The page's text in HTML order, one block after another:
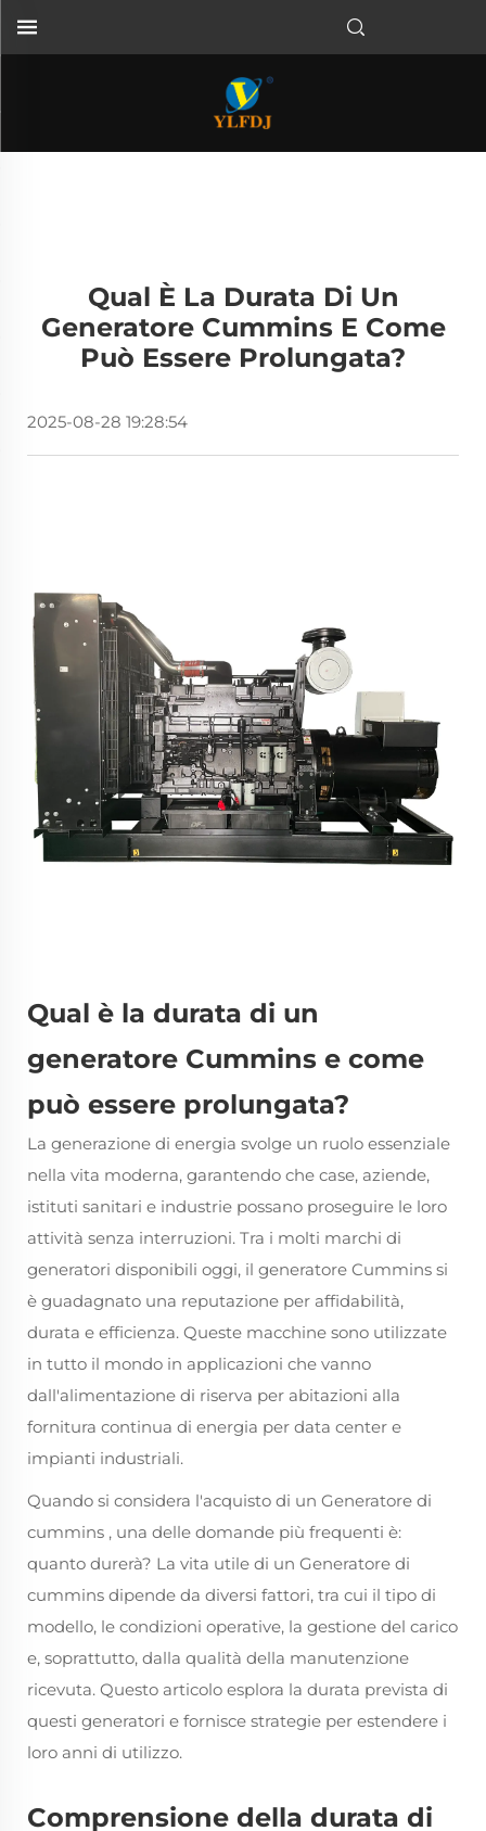
Qual È La Durata Di Un
Generatore Cummins E Come
Può Essere Prolungata?
2025-08-28 19:28:54
Qual è la durata di un
generatore Cummins e come
può essere prolungata?
La generazione di energia svolge un ruolo essenziale
nella vita moderna, garantendo che case, aziende,
istituti sanitari e industrie possano proseguire le loro
attività senza interruzioni. Tra i molti marchi di
generatori disponibili oggi, il generatore Cummins si
è guadagnato una reputazione per affidabilità,
durata e efficienza. Queste macchine sono utilizzate
in tutto il mondo in applicazioni che vanno
dall'alimentazione di riserva per abitazioni alla
fornitura continua di energia per data center e
impianti industriali.
Quando si considera l'acquisto di un Generatore di
cummins , una delle domande più frequenti è:
quanto durerà? La vita utile di un Generatore di
cummins dipende da diversi fattori, tra cui il tipo di
modello, le condizioni operative, la gestione del carico
e, soprattutto, dalla qualità della manutenzione
ricevuta. Questo articolo esplora la durata prevista di
questi generatori e fornisce strategie per estendere i
loro anni di utilizzo.
Comprensione della durata di